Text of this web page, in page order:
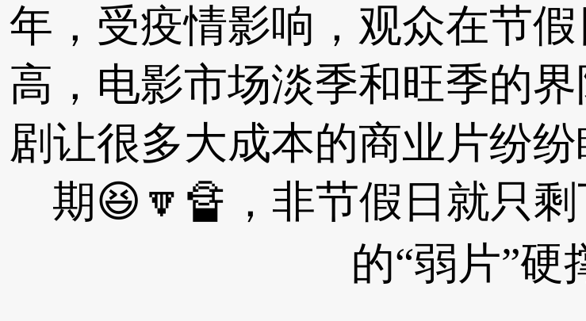
年，受疫情影响，观众在节
高，电影市场淡季和旺季的
剧让很多大成本的商业片纷
期😆🔽🔏，非节假日就只
的“弱片”硬